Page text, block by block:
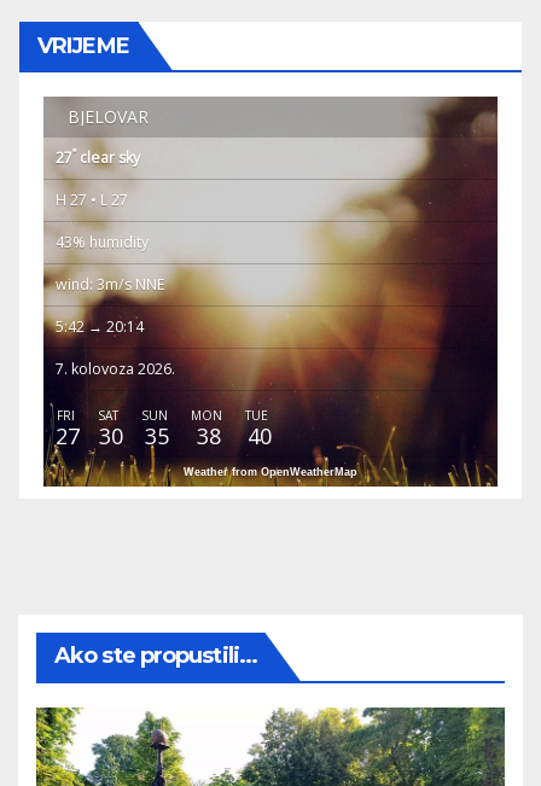
VRIJEME
BJELOVAR
27° clear sky
H 27 • L 27
43% humidity
wind: 3m/s NNE
5:42 → 20:14
7. kolovoza 2026.
FRI
27
SAT
30
SUN
35
MON
38
TUE
40
Weather from OpenWeatherMap
Ako ste propustili...